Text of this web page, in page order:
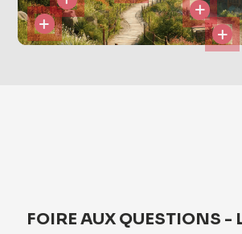
FOIRE AUX QUESTIONS -